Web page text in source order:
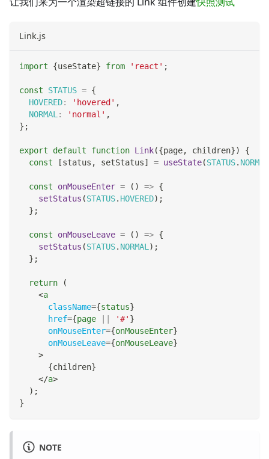
Link.js
import {useState} from 'react' ;
const STATUS = {
HOVERED: 'hovered' ,
NORMAL : 'normal' ,
} ;
export default function Link({page, children})
{
const
[status , setStatus] = useState(STATUS. NORMAL
const onMouseEnter = ( ) => {
setStatus (STATUS. HOVERED) ;
} ;
const onMouseLeave = ( ) => {
setStatus (STATUS. NORMAL ) ;
} ;
return
(
<a
className={status}
href={page '#' }
onMouseEnter={onMouseEnter}
onMouseLeave={onMouseLeave}
>
{children}
</a>
) ;
}
NOTE